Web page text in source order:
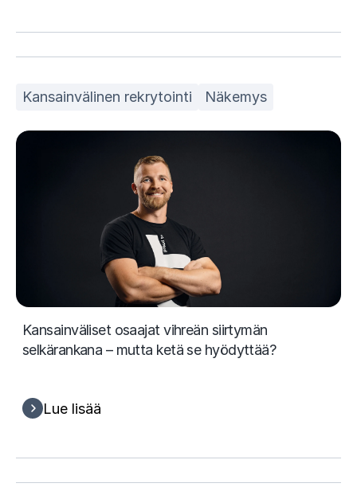
Kansainvälinen rekrytointi Näkemys
Kansainväliset osaajat vihreän siirtymän
selkärankana – mutta ketä se hyödyttää?
Lue lisää